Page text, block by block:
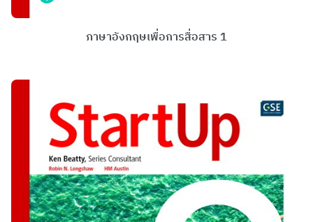
ภาษาอังกฤษเพื่อการสื่อสาร 1